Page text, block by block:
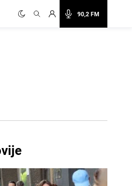
90,2 FM